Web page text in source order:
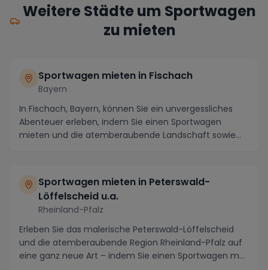
Weitere Städte um Sportwagen
zu mieten
Sportwagen mieten in Fischach
Bayern
In Fischach, Bayern, können Sie ein unvergessliches
Abenteuer erleben, indem Sie einen Sportwagen
mieten und die atemberaubende Landschaft sowie
Sportwagen mieten in Peterswald-
Löffelscheid u.a.
Rheinland-Pfalz
Erleben Sie das malerische Peterswald-Löffelscheid
und die atemberaubende Region Rheinland-Pfalz auf
eine ganz neue Art – indem Sie einen Sportwagen m...